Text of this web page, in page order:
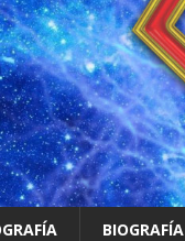
BIOGRAFÍA